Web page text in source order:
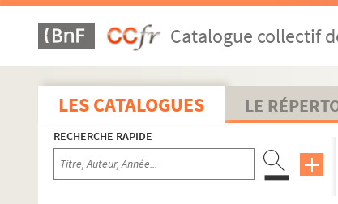
Catalogue collectif
LES CATALOGUES LE
RECHERCHE RAPIDE
Ms Y-42. Obituarium prioratus beatae Mariae
Ms Y-43. Dictionnaire historique et critique des
Ms Y-43 a. Calendrier des hommes illustres de la ci-
Ms Y-43 b. Notes manuscrites pour servir de
Ms Y-43 *. Correspondance de E. H. Langlois
Ms Y-44. Cartulaire de l'église cathédrale de Rouen
Ms Y-45. Coup d'œil sur l'état ancien et présent du
Ms Y-46. Breviarium Fiscannense, cum calendario